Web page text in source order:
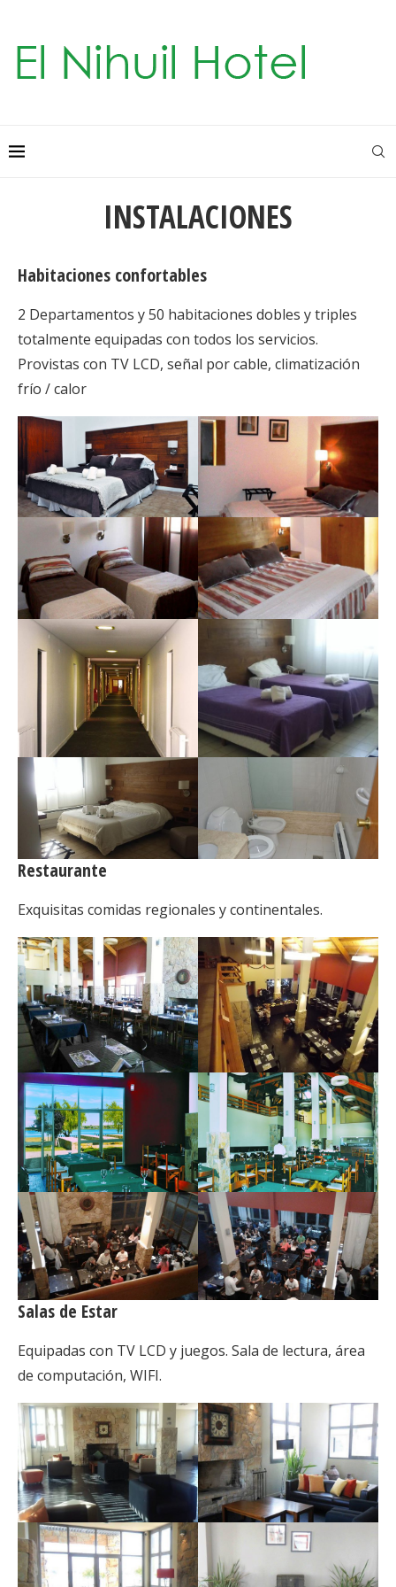
INSTALACIONES
Habitaciones confortables
2 Departamentos y 50 habitaciones dobles y triples
totalmente equipadas con todos los servicios.
Provistas con TV LCD, señal por cable, climatización
frío / calor
Restaurante
Exquisitas comidas regionales y continentales.
Salas de Estar
Equipadas con TV LCD y juegos. Sala de lectura, área
de computación, WIFI.